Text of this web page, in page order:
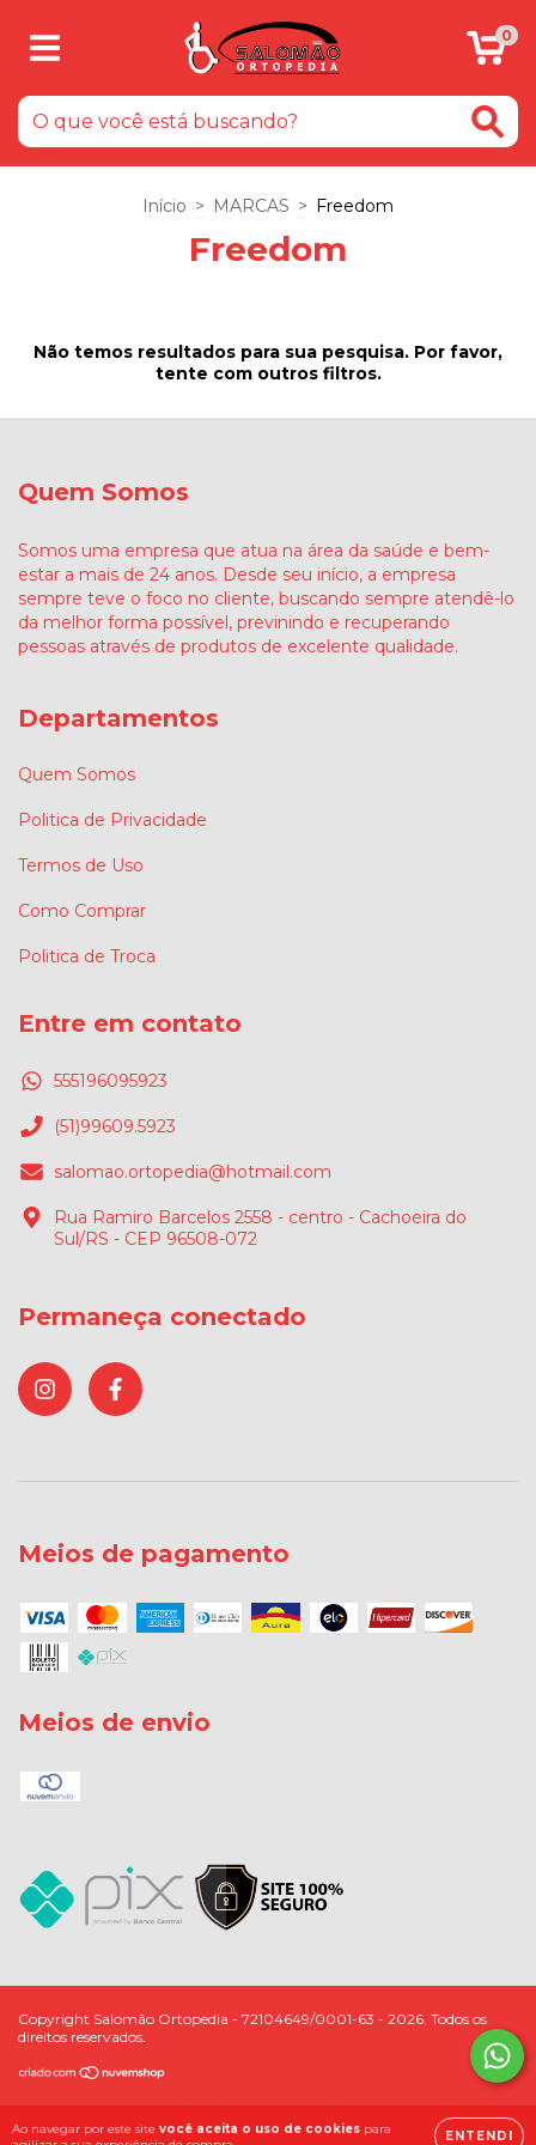
0
Ao navegar por este site você aceita o uso de cookies para
ENTENDI
Início > MARCAS > Freedom
Freedom
Não temos resultados para sua pesquisa. Por favor,
tente com outros filtros.
Quem Somos
Somos uma empresa que atua na área da saúde e bem-
estar a mais de 24 anos. Desde seu início, a empresa
sempre teve o foco no cliente, buscando sempre atendê-lo
da melhor forma possível, previnindo e recuperando
pessoas através de produtos de excelente qualidade.
Departamentos
Quem Somos
Politica de Privacidade
Termos de Uso
Como Comprar
Politica de Troca
Entre em contato
555196095923
(51)99609.5923
salomao.ortopedia@hotmail.com
Rua Ramiro Barcelos 2558 - centro - Cachoeira do
Sul/RS - CEP 96508-072
Permaneça conectado
Meios de pagamento
Meios de envio
Copyright Salomão Ortopedia - 72104649/0001-63 - 2026. Todos os
direitos reservados.